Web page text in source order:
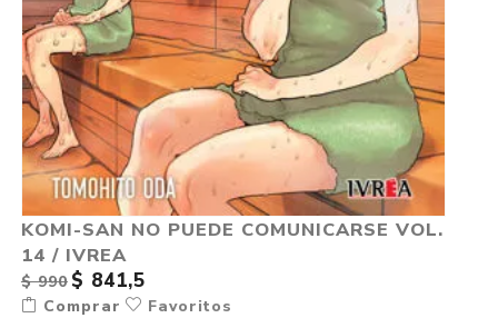
KOMI-SAN NO PUEDE COMUNICARSE VOL.
14 / IVREA
$ 990 $ 841,5
Comprar Favoritos